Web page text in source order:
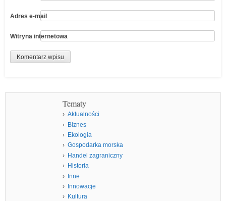
Adres e-mail
Witryna internetowa
Tematy
Aktualności
Biznes
Ekologia
Gospodarka morska
Handel zagraniczny
Historia
Inne
Innowacje
Kultura